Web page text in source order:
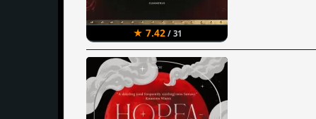
★ 7.42/ 31